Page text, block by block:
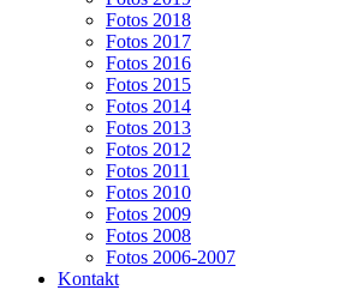
Fotos 2018
Fotos 2017
Fotos 2016
Fotos 2015
Fotos 2014
Fotos 2013
Fotos 2012
Fotos 2011
Fotos 2010
Fotos 2009
Fotos 2008
Fotos 2006-2007
Kontakt